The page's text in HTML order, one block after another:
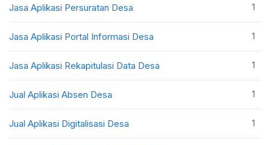
Jasa Aplikasi Persuratan Desa 1
Jasa Aplikasi Portal Informasi Desa 1
Jasa Aplikasi Rekapitulasi Data Desa 1
Jual Aplikasi Absen Desa 1
Jual Aplikasi Digitalisasi Desa 1